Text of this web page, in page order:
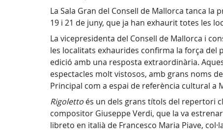
La Sala Gran del Consell de Mallorca tanca la
19 i 21 de juny, que ja han exhaurit totes les
La vicepresidenta del Consell de Mallorca i
les localitats exhaurides confirma la força del
edició amb una resposta extraordinària.
espectacles molt vistosos, amb grans noms
Principal com a espai de referència cultural a
Rigoletto és un dels grans títols del repertori
compositor Giuseppe Verdi, que la va
libreto en italià de Francesco Maria Piave,